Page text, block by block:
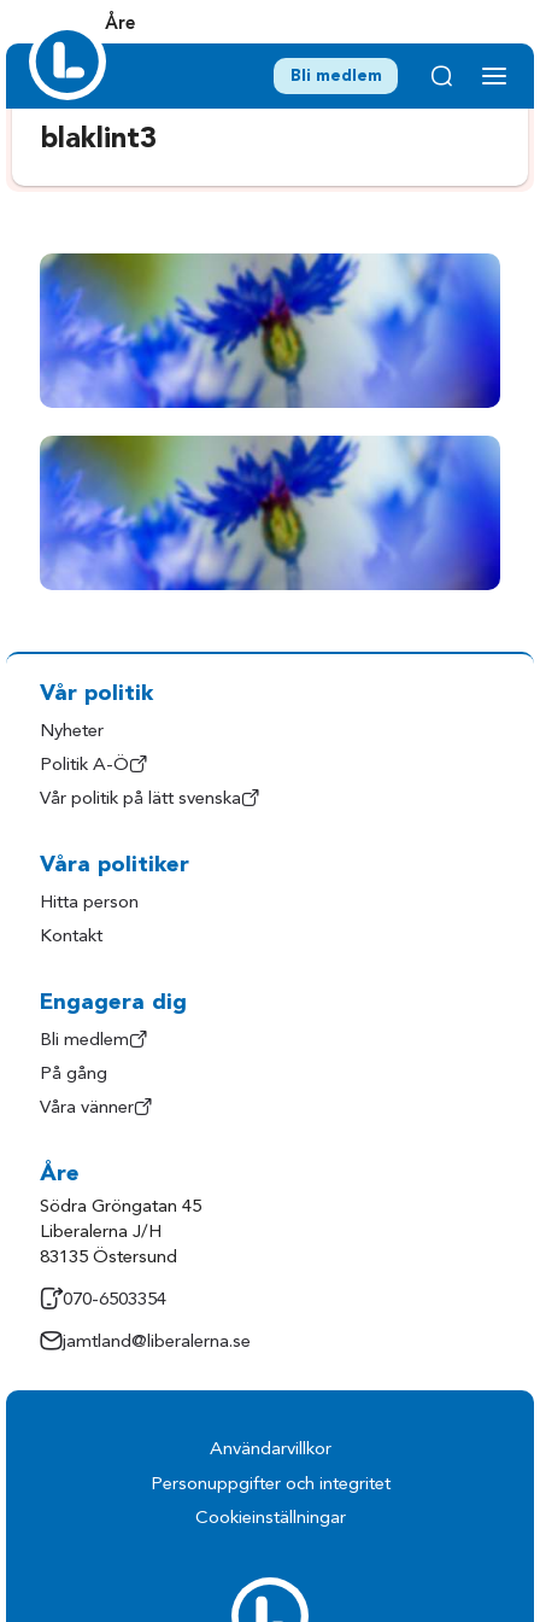
Åre
Bli medlem
blaklint3
Vår politik
Nyheter
Politik A-Ö
Vår politik på lätt svenska
Våra politiker
Hitta person
Kontakt
Engagera dig
Bli medlem
På gång
Våra vänner
Åre
Södra Gröngatan 45
Liberalerna J/H
83135 Östersund
070-6503354
jamtland@liberalerna.se
Användarvillkor
Personuppgifter och integritet
Cookieinställningar